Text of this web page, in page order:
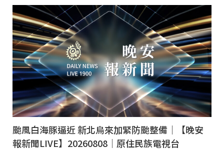
颱風白海豚逼近 新北烏來加緊防颱整備｜【晚安
報新聞LIVE】20260808｜原住民族電視台